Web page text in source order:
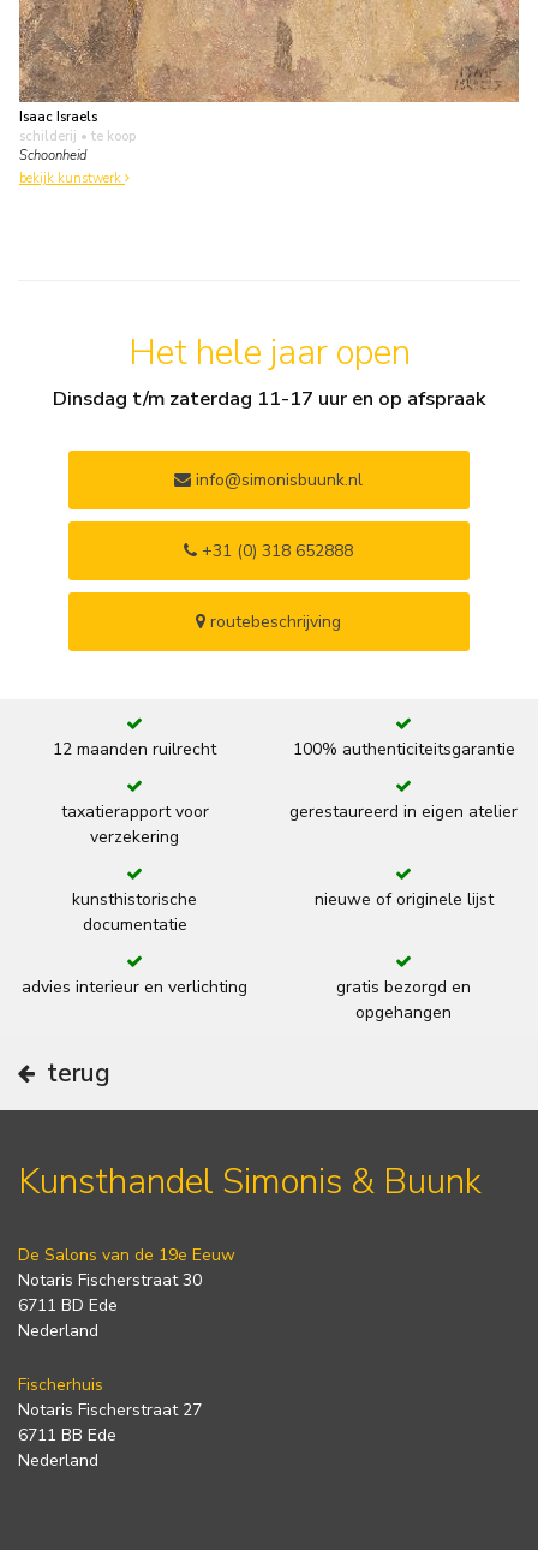
Isaac Israels
schilderij • te koop
Schoonheid
bekijk kunstwerk
Het hele jaar open
Dinsdag t/m zaterdag 11-17 uur en op afspraak
info@simonisbuunk.nl
+31 (0) 318 652888
routebeschrijving
12 maanden ruilrecht 100% authenticiteitsgarantie
taxatierapport voor
verzekering
gerestaureerd in eigen atelier
kunsthistorische
documentatie
nieuwe of originele lijst
advies interieur en verlichting
gratis bezorgd en
opgehangen
terug
Kunsthandel Simonis & Buunk
De Salons van de 19e Eeuw
Notaris Fischerstraat 30
6711 BD Ede
Nederland
Fischerhuis
Notaris Fischerstraat 27
6711 BB Ede
Nederland